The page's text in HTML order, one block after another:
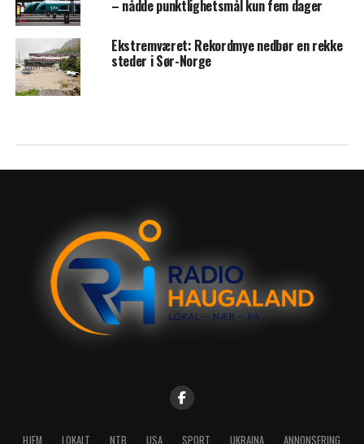
– nådde punktlighetsmål kun fem dager
Ekstremværet: Rekordmye nedbør en rekke
steder i Sør-Norge
HJEM LOKALT NTB USA SPORT UKRAINA ANNONSERING